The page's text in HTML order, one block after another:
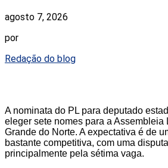
agosto 7, 2026
por
Redação do blog
A nominata do PL para deputado
eleger sete nomes para a
Grande do Norte. A expectativa é de
bastante competitiva, com uma
principalmente pela sétima vaga.